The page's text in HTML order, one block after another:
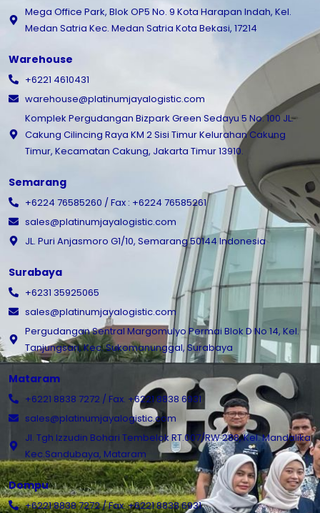
Mega Office Park, Blok OP5 No. 9 Kota Harapan Indah, Kel.
Medan Satria Kec. Medan Satria Kota Bekasi, 17214
Warehouse
+6221 4610431
warehouse@platinumjayalogistic.com
Komplek Pergudangan Bizpark Green Sedayu 5 No. 100 JL.
Cakung Cilincing Raya KM 2 Sisi Timur Kelurahan Cakung
Timur, Kecamatan Cakung, Jakarta Timur 13910.
Semarang
+6224 76585260 / Fax : +6224 76585261
sales@platinumjayalogistic.com
JL. Puri Anjasmoro G1/10, Semarang 50144 Indonesia
Surabaya
+6231 35925065
sales@platinumjayalogistic.com
Pergudangan Sentral Margomulyo Permai Blok D No 14, Kel.
Tanjungsari, Kec. Sukomanunggal, Surabaya
Mataram
+6221 8838 7272 / Fax. +6221 8838 6931
sales@platinumjayalogistic.com
Jl. Tgh Izzudin Bohari Tembelok RT.007/RW 288, Kel. Mandalika
Kec.Sandubaya, Mataram
Dompu
+6221 8838 7272 / Fax. +6221 8838 6931